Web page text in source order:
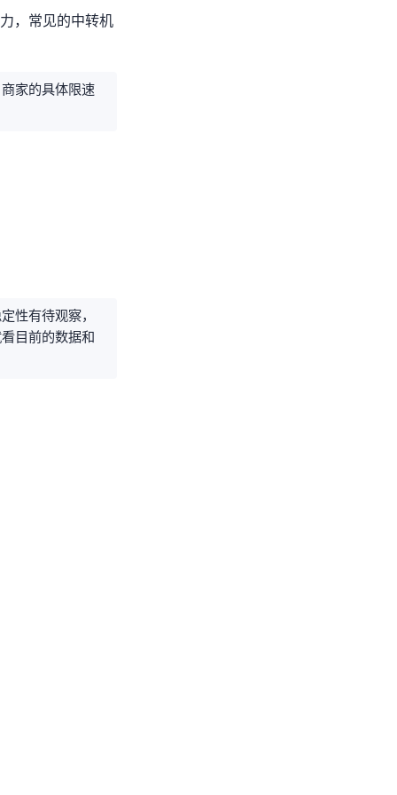
力，常见的中转机
商家的具体限速
定性有待观察，
看目前的数据和